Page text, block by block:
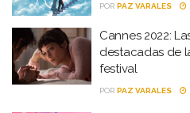
POR PAZ VARALES
Cannes 2022:
destacadas de
festival
POR PAZ VARALES